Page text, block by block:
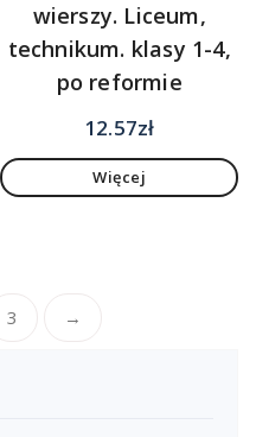
wierszy. Liceum,
technikum. klasy 1-4,
po reformie
12.57zł
Więcej
3 →